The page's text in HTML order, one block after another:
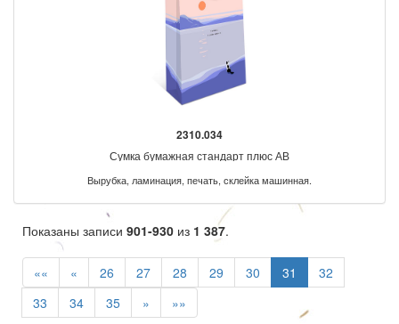
2310.034
Сумка бумажная стандарт плюс АВ
Вырубка, ламинация, печать, склейка машинная.
Показаны записи 901-930 из 1 387.
«« « 26 27 28 29 30 31
32
33
34 35 » »»